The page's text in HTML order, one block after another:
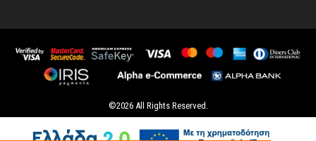
©2026All Rights Reserved.